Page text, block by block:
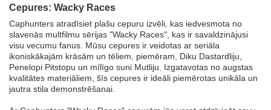
Cepures: Wacky Races
Caphunters atradīsiet plašu cepuru izvēli, kas iedvesmota no
slavenās multfilmu sērijas "Wacky Races", kas ir savaldzinājusi
visu vecumu fanus. Mūsu cepures ir veidotas ar seriāla
ikoniskākajām krāsām un tēliem, piemēram, Diku Dastardliju,
Penelopi Pitstopu un mīlīgo suni Mutliju. Izgatavotas no augstas
kvalitātes materiāliem, šīs cepures ir ideāli piemērotas unikāla un
jautra stila demonstrēšanai.